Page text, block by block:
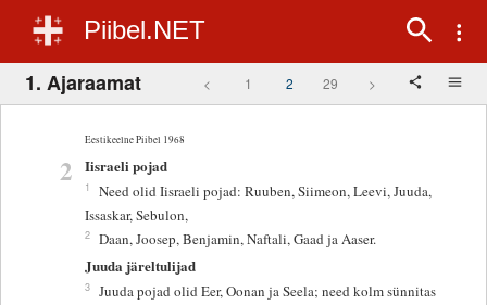
Piibel.NET
1. Ajaraamat < 1 2 29 >
Eestikeelne Piibel 1968
2 Iisraeli pojad
1
Need olid Iisraeli pojad: Ruuben, Siimeon, Leevi, Juuda,
Issaskar, Sebulon,
2 Daan, Joosep, Benjamin, Naftali, Gaad ja Aaser.
Juuda järeltulijad
3 Juuda pojad olid Eer, Oonan ja Seela; need kolm sünnitas